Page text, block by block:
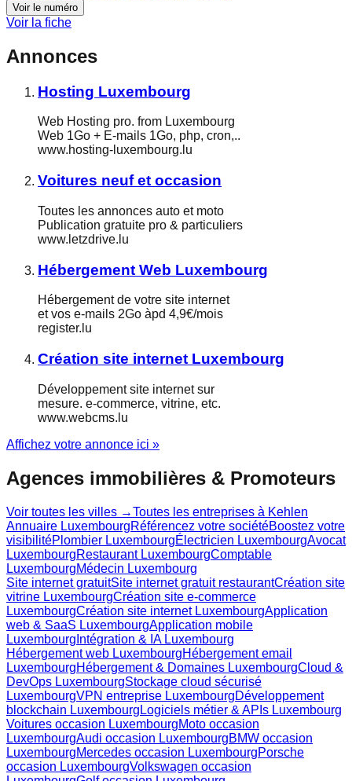
Voir le numéro
Voir la fiche
Annonces
Hosting Luxembourg
Web Hosting pro. from Luxembourg
Web 1Go + E-mails 1Go, php, cron,..
www.hosting-luxembourg.lu
Voitures neuf et occasion
Toutes les annonces auto et moto
Publication gratuite pro & particuliers
www.letzdrive.lu
Hébergement Web Luxembourg
Hébergement de votre site internet
et vos e-mails 2Go àpd 4,9€/mois
register.lu
Création site internet Luxembourg
Développement site internet sur
mesure. e-commerce, vitrine, etc.
www.webcms.lu
Affichez votre annonce ici »
Agences immobilières & Promoteurs
Voir toutes les villes →Toutes les entreprises à Kehlen
Annuaire LuxembourgRéférencez votre sociétéBoostez votre
visibilitéPlombier LuxembourgÉlectricien LuxembourgAvocat
LuxembourgRestaurant LuxembourgComptable
LuxembourgMédecin Luxembourg
Site internet gratuitSite internet gratuit restaurantCréation site
vitrine LuxembourgCréation site e-commerce
LuxembourgCréation site internet LuxembourgApplication
web & SaaS LuxembourgApplication mobile
Luxembourg Intégration & IA Luxembourg
Hébergement web LuxembourgHébergement email
LuxembourgHébergement & Domaines LuxembourgCloud &
DevOps LuxembourgStockage cloud sécurisé
LuxembourgVPN entreprise LuxembourgDéveloppement
blockchain Luxembourg Logiciels métier & APIs Luxembourg
Voitures occasion LuxembourgMoto occasion
LuxembourgAudi occasion LuxembourgBMW occasion
LuxembourgMercedes occasion LuxembourgPorsche
occasion LuxembourgVolkswagen occasion